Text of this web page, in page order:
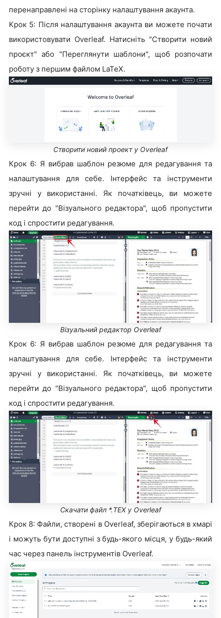
перенаправлені на сторінку налаштування акаунта.
Крок 5: Після налаштування акаунта ви можете почати
використовувати Overleaf. Натисніть "Створити новий
проєкт" або "Переглянути шаблони", щоб розпочати
роботу з першим файлом LaTeX.
Створити новий проект у Overleaf
Крок 6: Я вибрав шаблон резюме для редагування та
налаштування для себе. Інтерфейс та інструменти
зручні у використанні. Як початківець, ви можете
перейти до "Візуального редактора", щоб пропустити
код і спростити редагування.
Візуальний редактор Overleaf
Крок 6: Я вибрав шаблон резюме для редагування та
налаштування для себе. Інтерфейс та інструменти
зручні у використанні. Як початківець, ви можете
перейти до "Візуального редактора", щоб пропустити
код і спростити редагування.
Скачати файл *.TEX у Overleaf
Крок 8: Файли, створені в Overleaf, зберігаються в хмарі
і можуть бути доступні з будь-якого місця, у будь-який
час через панель інструментів Overleaf.